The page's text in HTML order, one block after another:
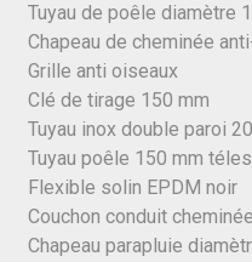
Tuyau de poêle diamètre
Chapeau de cheminée
Grille anti oiseaux
Clé de tirage 150 mm
Tuyau inox double paroi
Tuyau poêle 150 mm
Flexible solin EPDM noir
Couchon conduit cheminée
Chapeau parapluie